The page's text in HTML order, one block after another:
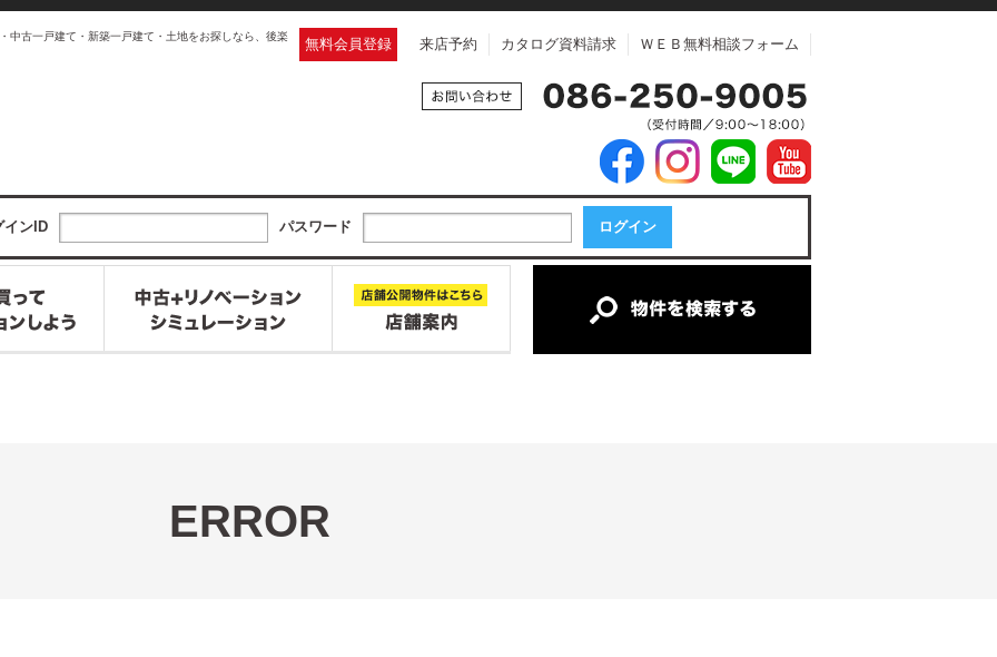
中古一戸建て・新築一戸建て・土地をお探しなら、後楽 無料会員登録 来店予約 カタログ資料請求 ＷＥＢ無料相談フォーム
インID パスワード
ERROR